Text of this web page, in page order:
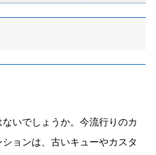
いでしょうか。今流行りのカ
ョンは、古いキューやカスタ